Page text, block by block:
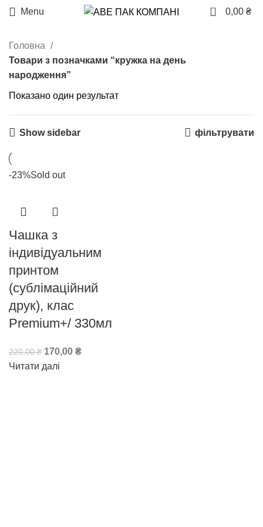
Menu 0 0,00 ₴
Головна
Товари з позначками “кружка на день
народження”
Показано один результат
Show sidebar фільтрувати
-23%Sold out
Чашка з
індивідуальним
принтом
(сублімаційний
друк), клас
Premium+/ 330мл
220,00₴ 170,00 ₴
Читати далі